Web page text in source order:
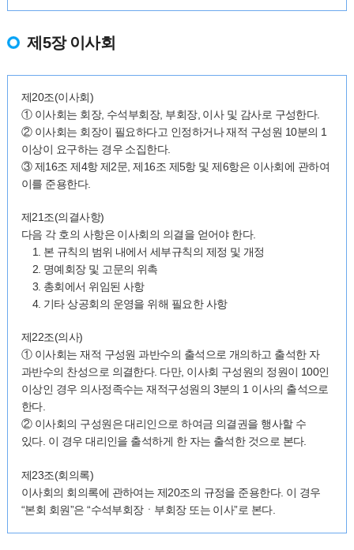
제5장 이사회
제20조(이사회)
① 이사회는 회장, 수석부회장, 부회장, 이사 및 감사로 구성한다.
② 이사회는 회장이 필요하다고 인정하거나 재적 구성원 10분의 1
이상이 요구하는 경우 소집한다.
③ 제16조 제4항 제2문, 제16조 제5항 및 제6항은 이사회에 관하여
이를 준용한다.
제21조(의결사항)
다음 각 호의 사항은 이사회의 의결을 얻어야 한다.
1. 본 규칙의 범위 내에서 세부규칙의 제정 및 개정
2. 명예회장 및 고문의 위촉
3. 총회에서 위임된 사항
4. 기타 상공회의 운영을 위해 필요한 사항
제22조(의사)
① 이사회는 재적 구성원 과반수의 출석으로 개의하고 출석한 자
과반수의 찬성으로 의결한다. 다만, 이사회 구성원의 정원이 100인
이상인 경우 의사정족수는 재적구성원의 3분의 1 이사의 출석으로
한다.
② 이사회의 구성원은 대리인으로 하여금 의결권을 행사할 수
있다. 이 경우 대리인을 출석하게 한 자는 출석한 것으로 본다.
제23조(회의록)
이사회의 회의록에 관하여는 제20조의 규정을 준용한다. 이 경우
“본회 회원”은 “수석부회장ㆍ부회장 또는 이사”로 본다.